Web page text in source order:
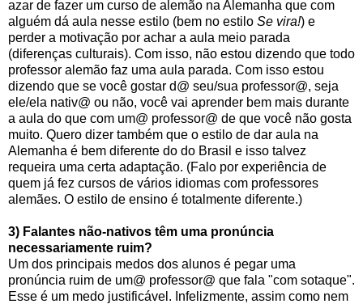
azar de fazer um curso de alemão na Alemanha que com
alguém dá aula nesse estilo (bem no estilo Se vira!) e
perder a motivação por achar a aula meio parada
(diferenças culturais). Com isso, não estou dizendo que todo
professor alemão faz uma aula parada. Com isso estou
dizendo que se você gostar d@ seu/sua professor@, seja
ele/ela nativ@ ou não, você vai aprender bem mais durante
a aula do que com um@ professor@ de que você não gosta
muito. Quero dizer também que o estilo de dar aula na
Alemanha é bem diferente do do Brasil e isso talvez
requeira uma certa adaptação. (Falo por experiência de
quem já fez cursos de vários idiomas com professores
alemães. O estilo de ensino é totalmente diferente.)
3) Falantes não-nativos têm uma pronúncia
necessariamente ruim?
Um dos principais medos dos alunos é pegar uma
pronúncia ruim de um@ professor@ que fala "com sotaque".
Esse é um medo justificável. Infelizmente, assim como nem